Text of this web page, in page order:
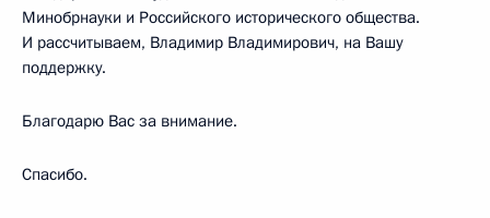
Минобрнауки и Российского исторического общества.
И рассчитываем, Владимир Владимирович, на Вашу
поддержку.
Благодарю Вас за внимание.
Спасибо.